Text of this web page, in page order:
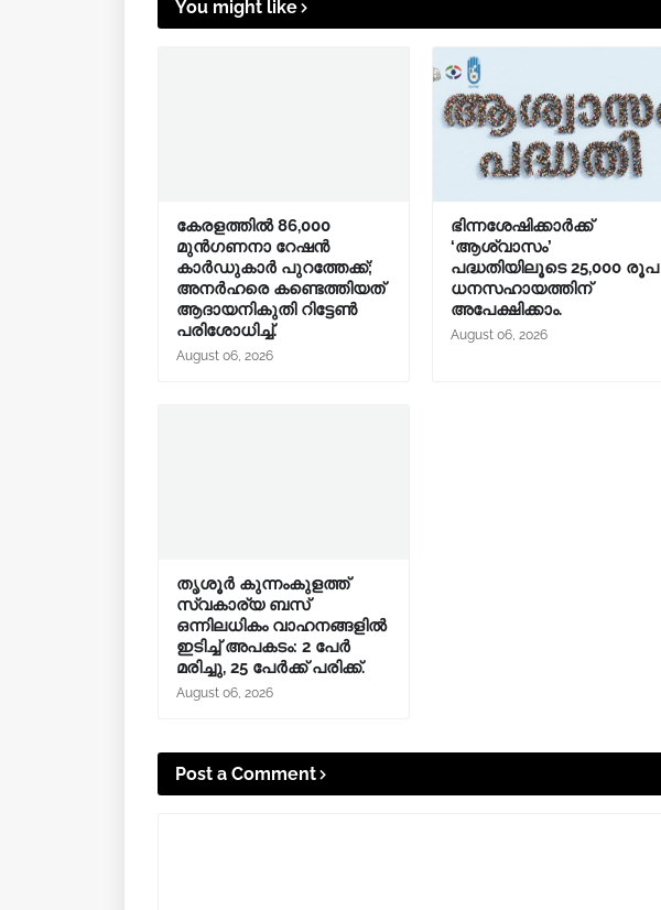
You might like
കേരളത്തിൽ 86,000
മുൻഗണനാ റേഷൻ
കാർഡുകാർ പുറത്തേക്ക്;
അനർഹരെ കണ്ടെത്തിയത്
ആദായനികുതി റിട്ടേൺ
പരിശോധിച്ച്.
August 06, 2026
ഭിന്നശേഷിക്കാർക്ക്
‘ആശ്വാസം’
പദ്ധതിയിലൂടെ 25,000 രൂപ
ധനസഹായത്തിന്
അപേക്ഷിക്കാം.
August 06, 2026
തൃശൂർ കുന്നംകുളത്ത്
സ്വകാര്യ ബസ്
ഒന്നിലധികം വാഹനങ്ങളിൽ
ഇടിച്ച് അപകടം: 2 പേർ
മരിച്ചു, 25 പേർക്ക് പരിക്ക്.
August 06, 2026
Post a Comment